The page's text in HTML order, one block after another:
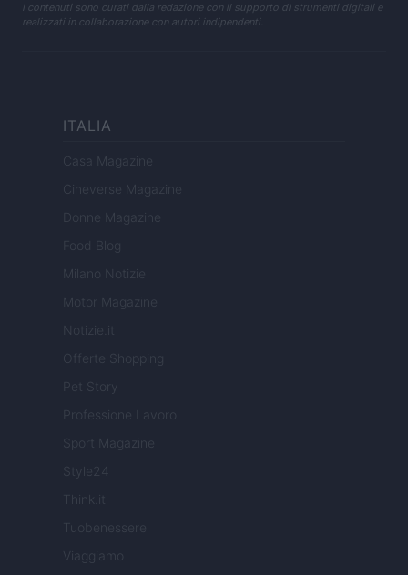
I contenuti sono curati dalla redazione con il supporto di strumenti digitali e
realizzati in collaborazione con autori indipendenti.
ITALIA
Casa Magazine
Cineverse Magazine
Donne Magazine
Food Blog
Milano Notizie
Motor Magazine
Notizie.it
Offerte Shopping
Pet Story
Professione Lavoro
Sport Magazine
Style24
Think.it
Tuobenessere
Viaggiamo